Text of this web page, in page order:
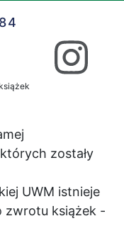
zostały
UWM istnieje
zwrotu książek -